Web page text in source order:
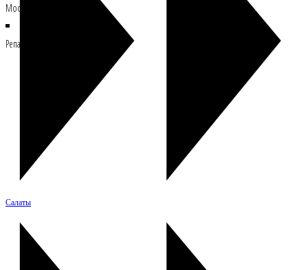
Салаты
Москва, Росссия 121108
Репасткафе © Все права защищены